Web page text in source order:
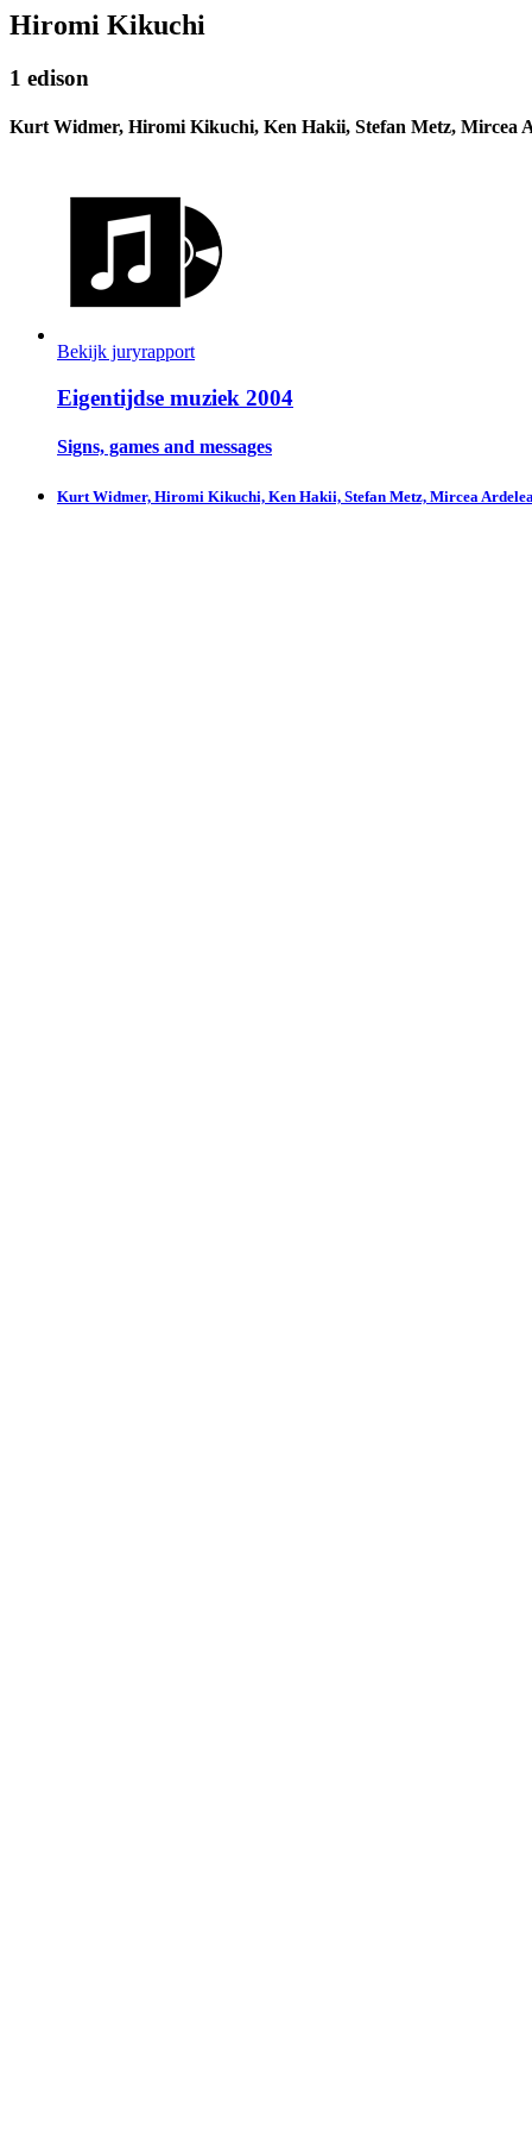
Hiromi Kikuchi
1 edison
Kurt Widmer, Hiromi Kikuchi, Ken Hakii, Stefan Metz, Mircea
Bekijk juryrapport
Eigentijdse muziek 2004
Signs, games and messages
Kurt Widmer, Hiromi Kikuchi, Ken Hakii, Stefan Metz, Mircea